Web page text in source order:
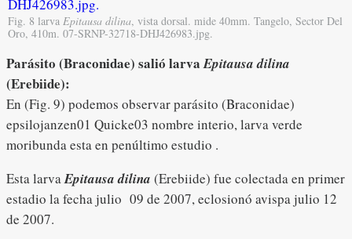
Fig. 8 larva Epitausa dilina, vista dorsal. mide 40mm. Tangelo, Sector Del
Oro, 410m. 07-SRNP-32718-DHJ426983.jpg.
Parásito (Braconidae) salió larvaEpitausa dilina
(Erebiide):
En (Fig. 9) podemos observar parásito (Braconidae)
epsilojanzen01 Quicke03 nombre interio, larva verde
moribunda esta en penúltimo estudio .
Esta larvaEpitausa dilina (Erebiide) fue colectada en primer
estadio la fecha julio 09 de 2007, eclosionó avispa julio 12
de 2007.